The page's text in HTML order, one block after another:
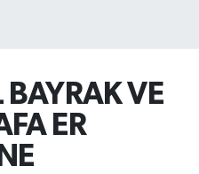
BAYRAK VE
ER